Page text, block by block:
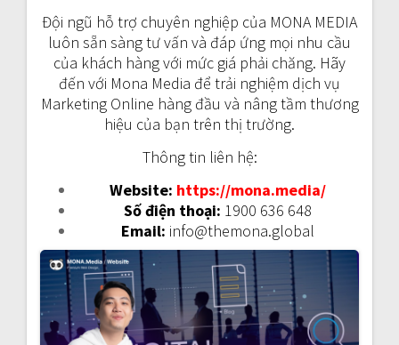
Đội ngũ hỗ trợ chuyên nghiệp của MONA MEDIA
luôn sẵn sàng tư vấn và đáp ứng mọi nhu cầu
của khách hàng với mức giá phải chăng. Hãy
đến với Mona Media để trải nghiệm dịch vụ
Marketing Online hàng đầu và nâng tầm thương
hiệu của bạn trên thị trường.
Thông tin liên hệ:
Website: https://mona.media/
Số điện thoại: 1900 636 648
Email: info@themona.global